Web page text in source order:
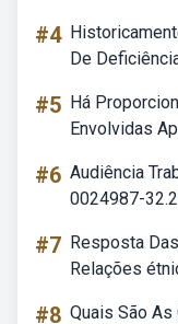
#4
De
#5 Há
Envolvidas
#6 Audiência
0024987-
#7 Resposta
Relações
#8 Quais São